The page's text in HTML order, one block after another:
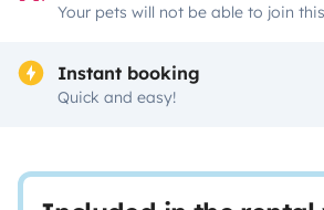
Your pets will not be able to join
Instant booking
Quick and easy!